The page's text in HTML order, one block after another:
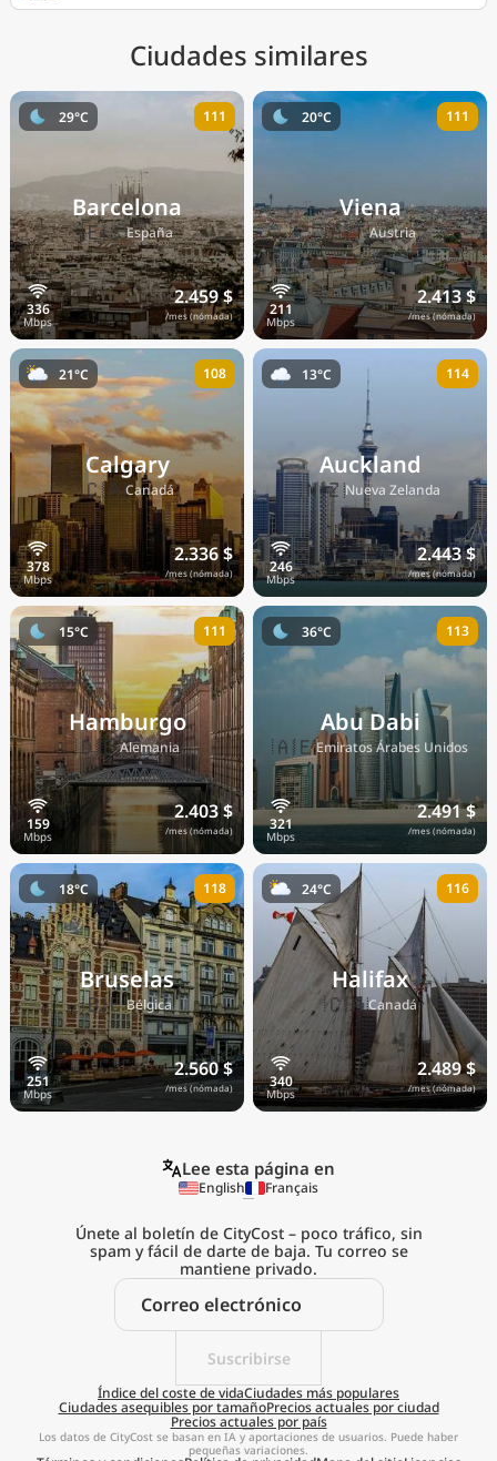
Ciudades similares
Barcelona
🇪🇸España
2.459 $
/mes (nómada)
29°C 111
Viena
🇦🇹Austria
2.413 $
/mes (nómada)
20°C 111
Calgary
🇨🇦Canadá
2.336 $
/mes (nómada)
21°C 108
Auckland
🇳🇿Nueva Zelanda
2.443 $
/mes (nómada)
13°C 114
Hamburgo
🇩🇪Alemania
2.403 $
/mes (nómada)
15°C 111
Abu Dabi
🇦🇪Emiratos Árabes Unidos
2.491 $
/mes (nómada)
36°C 113
Bruselas
🇧🇪Bélgica
2.560 $
/mes (nómada)
18°C 118
Halifax
🇨🇦Canadá
2.489 $
/mes (nómada)
24°C 116
Explora el
coste de vida real
estés donde estés
Obtener aplicación
Lee esta página en
English Français
Suscribirse
Únete al boletín de CityCost – poco tráfico, sin
spam y fácil de darte de baja. Tu correo se
mantiene privado.
Índice del coste de vidaCiudades más populares
Ciudades asequibles por tamañoPrecios actuales por ciudad
Precios actuales por país
Los datos de CityCost se basan en IA y aportaciones de usuarios. Puede haber
pequeñas variaciones.